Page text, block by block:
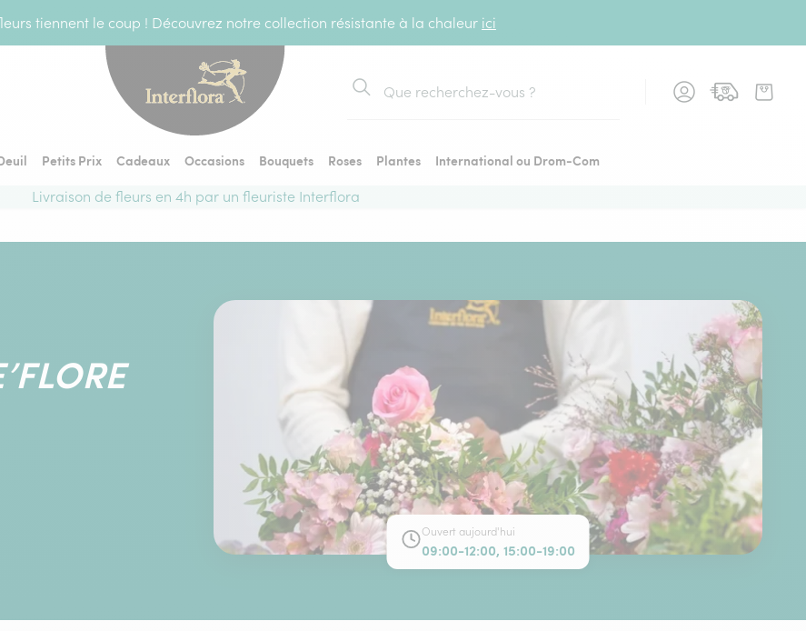
tiennent le coup ! Découvrez notre collection résistante à la chaleur ici
Rechercher
Petits Prix Cadeaux Occasions Bouquets Roses Plantes
International ou Drom-Com
Livraison de fleurs en 4h par un fleuriste Interflora
Ouvert aujourd'hui
09:00-12:00, 15:00-19:00